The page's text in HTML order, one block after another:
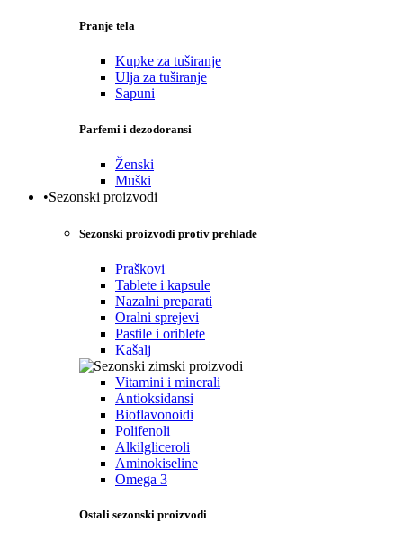
Pranje tela
Kupke za tuširanje
Ulja za tuširanje
Sapuni
Parfemi i dezodoransi
Ženski
Muški
•Sezonski proizvodi
Sezonski proizvodi protiv prehlade
Praškovi
Tablete i kapsule
Nazalni preparati
Oralni sprejevi
Pastile i oriblete
Kašalj
Vitamini i minerali
Antioksidansi
Bioflavonoidi
Polifenoli
Alkilgliceroli
Aminokiseline
Omega 3
Ostali sezonski proizvodi